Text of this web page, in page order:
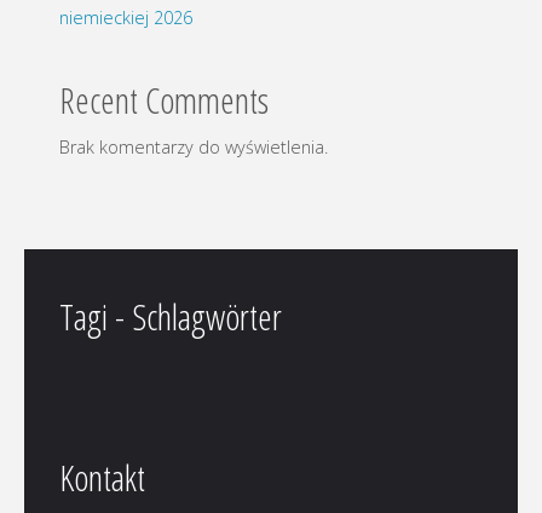
niemieckiej 2026
Recent Comments
Brak komentarzy do wyświetlenia.
Tagi - Schlagwörter
Kontakt